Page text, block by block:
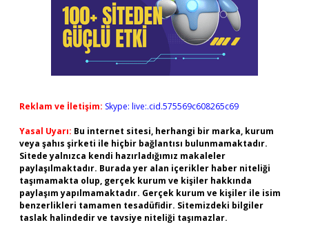
Reklam ve İletişim: Skype: live:.cid.575569c608265c69
Yasal Uyarı: Bu internet sitesi, herhangi bir marka, kurum
veya şahıs şirketi ile hiçbir bağlantısı bulunmamaktadır.
Sitede yalnızca kendi hazırladığımız makaleler
paylaşılmaktadır. Burada yer alan içerikler haber niteliği
taşımamakta olup, gerçek kurum ve kişiler hakkında
paylaşım yapılmamaktadır. Gerçek kurum ve kişiler ile isim
benzerlikleri tamamen tesadüfidir. Sitemizdeki bilgiler
taslak halindedir ve tavsiye niteliği taşımazlar.